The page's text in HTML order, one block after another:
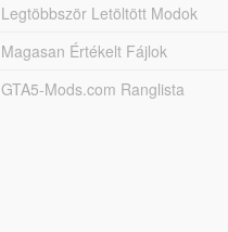
Legtöbbször Letöltött Modok
Magasan Értékelt Fájlok
GTA5-Mods.com Ranglista